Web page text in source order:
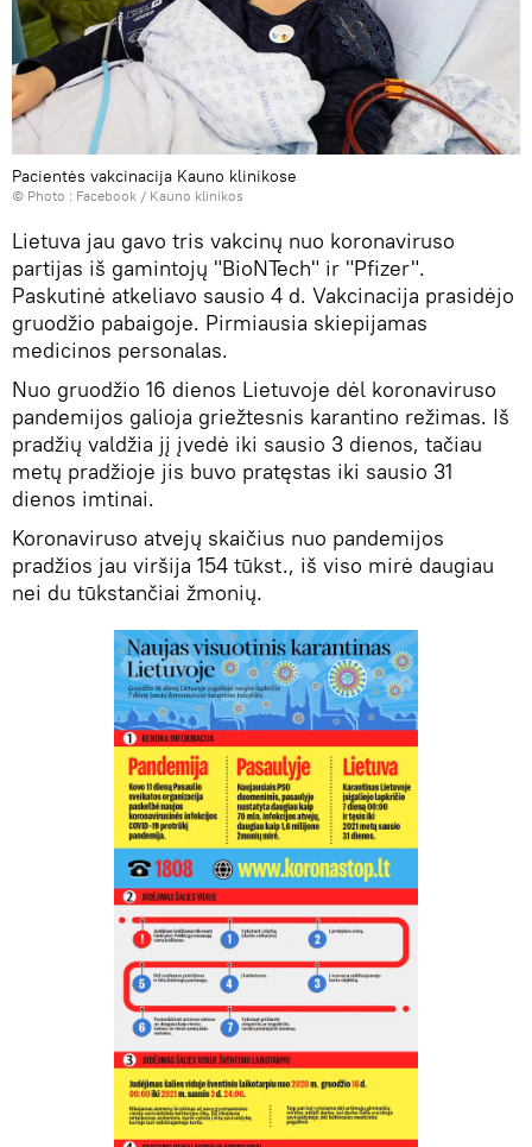
Pacientės vakcinacija Kauno klinikose
© Photo : Facebook / Kauno klinikos
Lietuva jau gavo tris vakcinų nuo koronaviruso
partijas iš gamintojų "BioNTech" ir "Pfizer".
Paskutinė atkeliavo sausio 4 d. Vakcinacija prasidėjo
gruodžio pabaigoje. Pirmiausia skiepijamas
medicinos personalas.
Nuo gruodžio 16 dienos Lietuvoje dėl koronaviruso
pandemijos galioja griežtesnis karantino režimas. Iš
pradžių valdžia jį įvedė iki sausio 3 dienos, tačiau
metų pradžioje jis buvo pratęstas iki sausio 31
dienos imtinai.
Koronaviruso atvejų skaičius nuo pandemijos
pradžios jau viršija 154 tūkst., iš viso mirė daugiau
nei du tūkstančiai žmonių.